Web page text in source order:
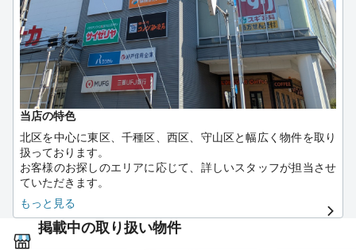
当店の特色
北区を中心に東区、千種区、西区、守山区と幅広く物件を取り
扱っております。
お客様のお探しのエリアに応じて、詳しいスタッフが担当させ
ていただきます。
店舗がある大曽根駅は交通の便が良く通勤・通学に利用しやす
い駅となっております。
スーパーや大きな公園もあり、単身の方、ファミリーの方にも
おすすめの地域となります。
もっと見る
掲載中の取り扱い物件